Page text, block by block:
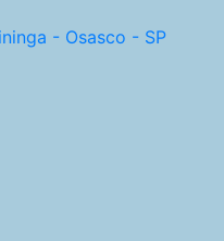
- Osasco - SP